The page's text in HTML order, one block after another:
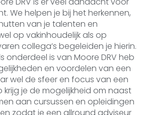
We helpen je bij het herkennen,
van je talenten en
op vakinhoudelijk als op
collega’s begeleiden je hierin.
onderdeel is van Moore DRV heb
en voordelen van een
wel de sfeer en focus van een
je de mogelijkheid om naast
aan cursussen en opleidingen
zodat je een allround adviseur